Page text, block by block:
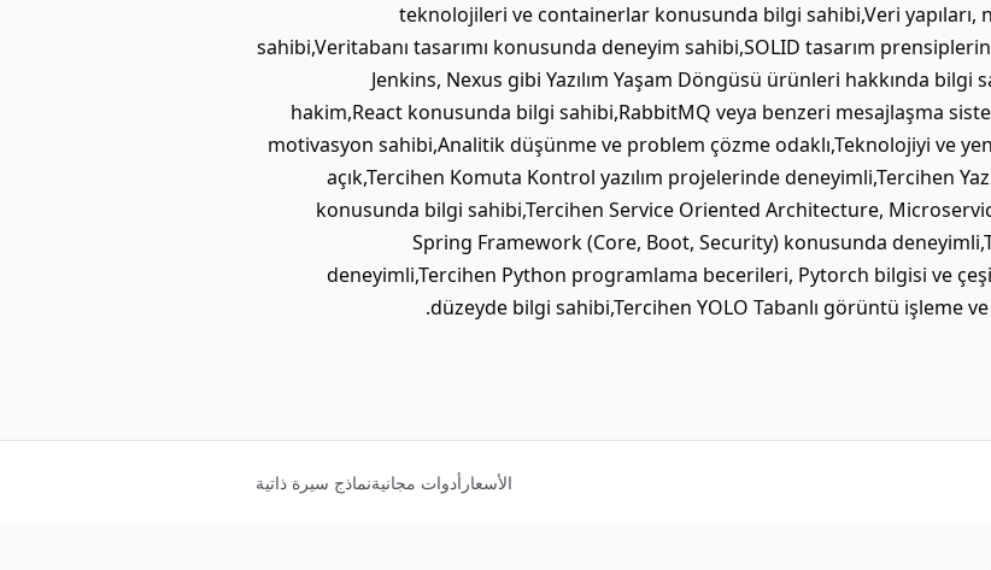
teknolojileri ve containerlar konusunda bilgi sahibi,Veri yapıları,
sahibi,Veritabanı tasarımı konusunda deneyim sahibi,SOLID tasarım
Jenkins, Nexus gibi Yazılım Yaşam Döngüsü ürünleri hakkında
hakim,React konusunda bilgi sahibi,RabbitMQ veya benzeri mesajlaşma
motivasyon sahibi,Analitik düşünme ve problem çözme odaklı,Teknolojiyi ve
açık,Tercihen Komuta Kontrol yazılım projelerinde deneyimli,Tercihen
konusunda bilgi sahibi,Tercihen Service Oriented Architecture,
Spring Framework (Core, Boot, Security) konusunda
deneyimli,Tercihen Python programlama becerileri, Pytorch bilgisi ve
düzeyde bilgi sahibi,Tercihen YOLO Tabanlı görüntü işleme
الأسعار أدوات مجانيةنماذج سيرة ذاتية